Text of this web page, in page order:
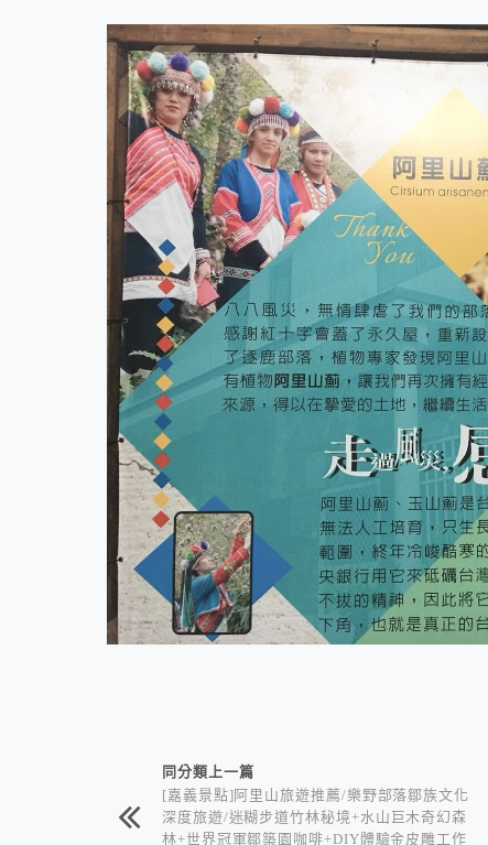
相連文章同分類上一篇
[嘉義景點]阿里山旅遊推薦/樂野部落鄒族文化
深度旅遊/迷糊步道竹林秘境+水山巨木奇幻森
林+世界冠軍鄒築園咖啡+DIY體驗金皮雕工作